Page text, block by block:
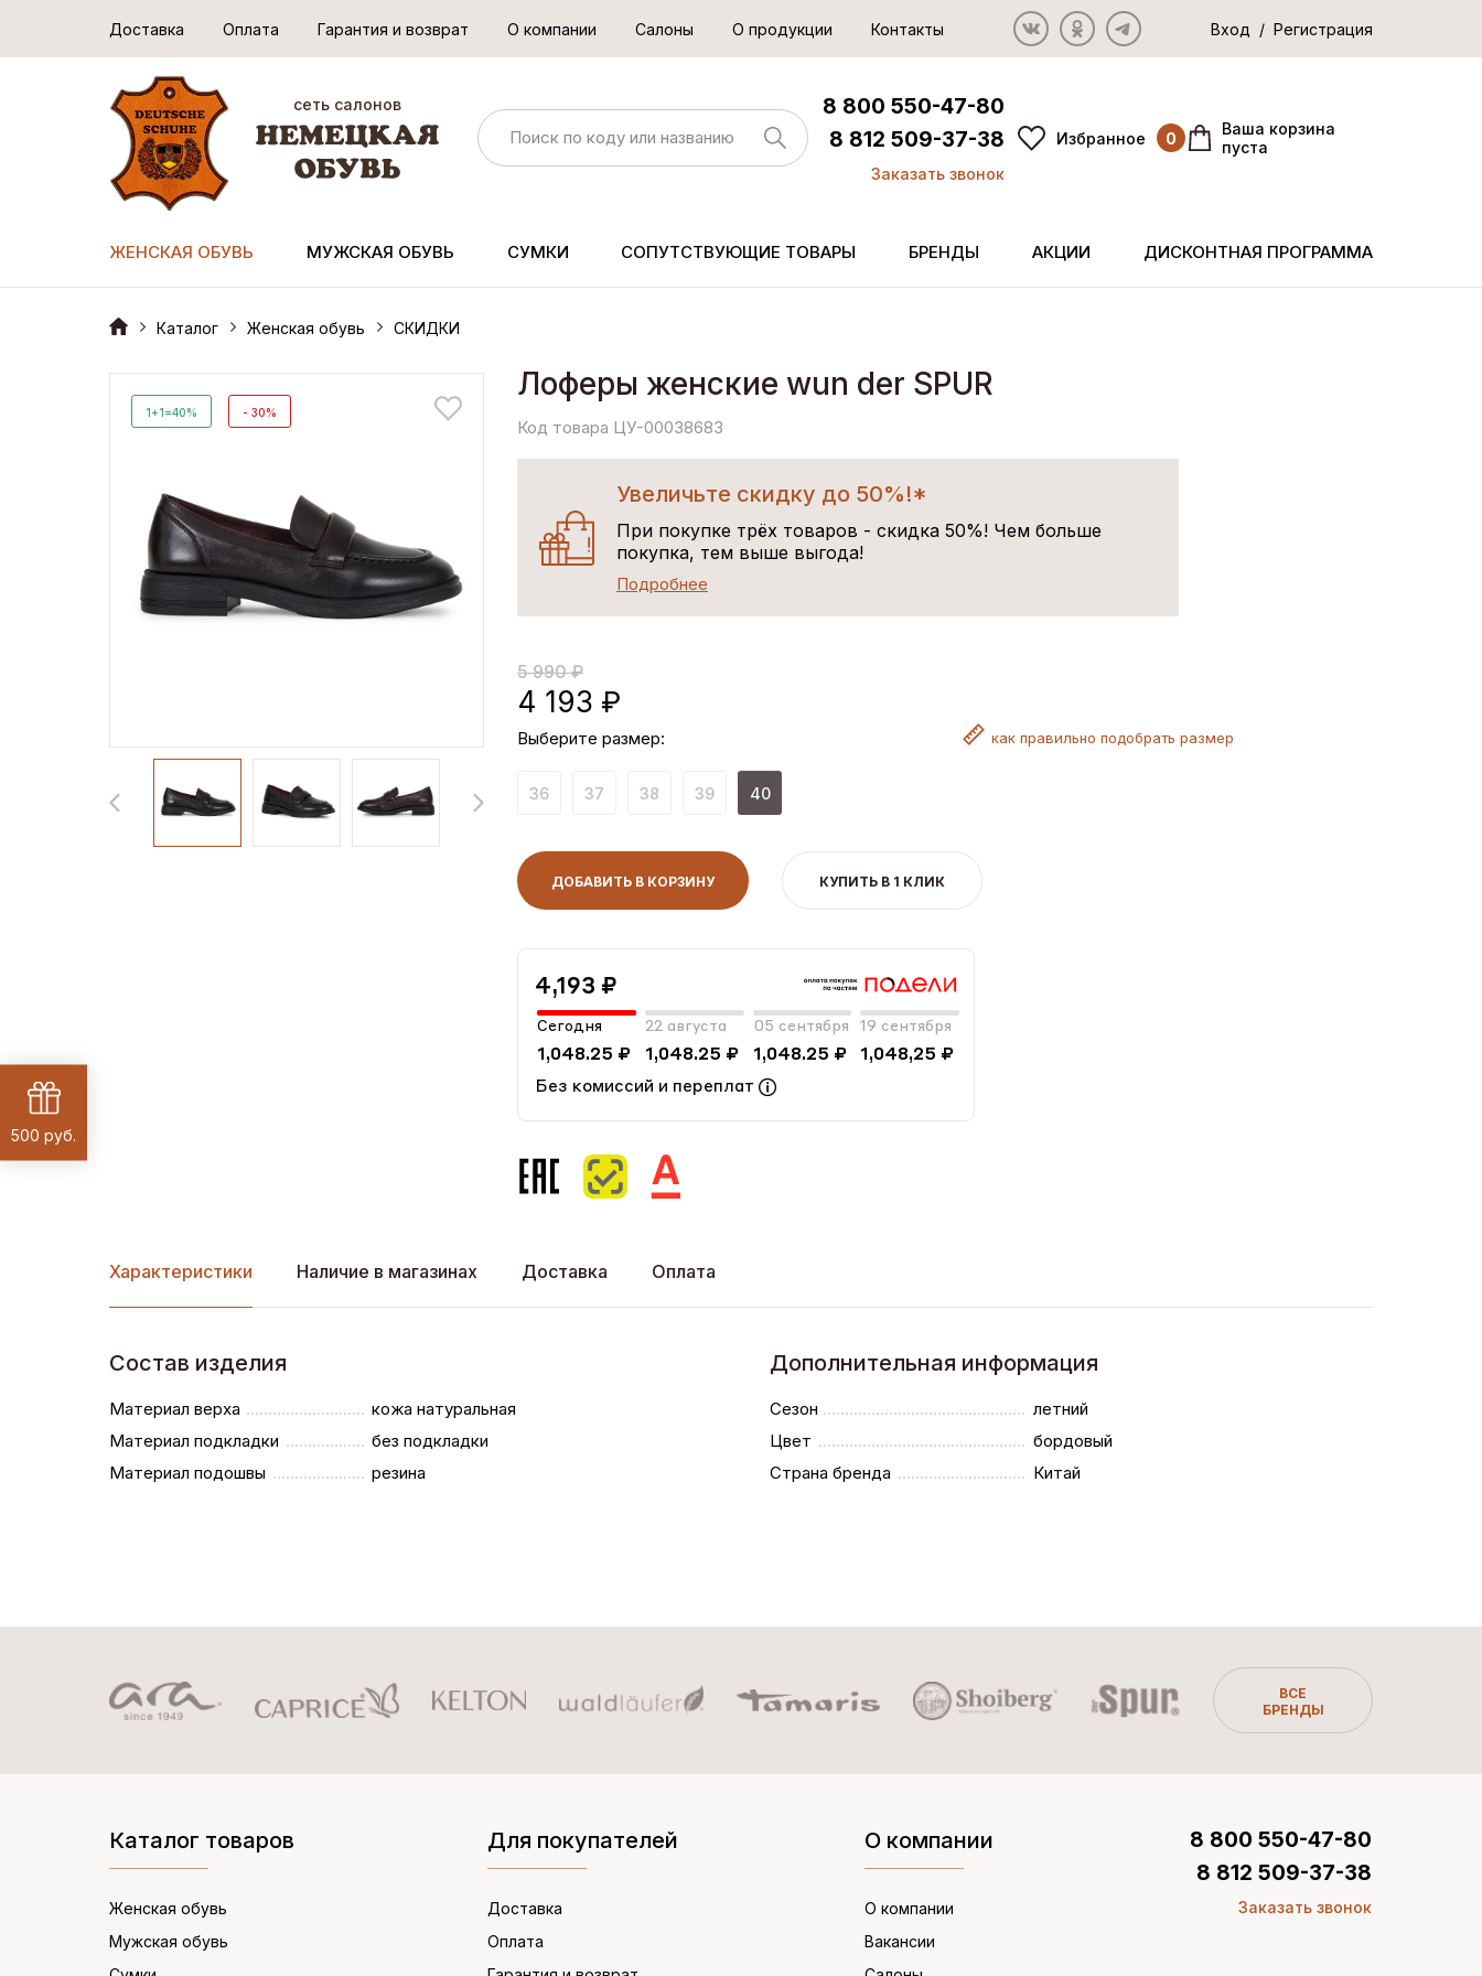
Доставка Оплата Гарантия и возврат О компании Салоны О продукции Контакты Вход / Регистрация
сеть салонов
8 800 550-47-80
8 812 509-37-38
Заказать звонок
Избранное 0
Ваша корзина
пуста
ЖЕНСКАЯ ОБУВЬ МУЖСКАЯ ОБУВЬ СУМКИ СОПУТСТВУЮЩИЕ ТОВАРЫ БРЕНДЫ АКЦИИ ДИСКОНТНАЯ ПРОГРАММА
Каталог Женская обувь СКИДКИ
1+1=40% - 30%
Лоферы женские wun der SPUR
Код товара ЦУ-00038683
Увеличьте скидку до 50%!*
При покупке трёх товаров - скидка 50%! Чем больше
покупка, тем выше выгода!
Подробнее
5 990 ₽
4 193 ₽
Выберите размер: как правильно подобрать размер
36 37 38 39 40
ДОБАВИТЬ В КОРЗИНУ КУПИТЬ В 1 КЛИК
4,193 ₽
Сегодня
1,048.25 ₽
22 августа
1,048.25 ₽
05 сентября
1,048.25 ₽
19 сентября
1,048,25 ₽
Без комиссий и переплат
Характеристики Наличие в магазинах Доставка Оплата
Состав изделия
Материал верха
кожа натуральная
Материал подкладки
без подкладки
Материал подошвы
резина
Дополнительная информация
Сезон
летний
Цвет
бордовый
Страна бренда
Китай
ВСЕ
БРЕНДЫ
Каталог товаров
Женская обувь
Мужская обувь
Для покупателей
Доставка
Оплата
О компании
О компании
Вакансии
8 800 550-47-80
8 812 509-37-38
Заказать звонок
500 руб.